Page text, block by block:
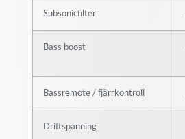
Subsonicfilter
Bass boost
Bassremote / fjärrkontroll
Driftspänning